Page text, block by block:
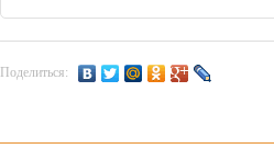
Поделиться: